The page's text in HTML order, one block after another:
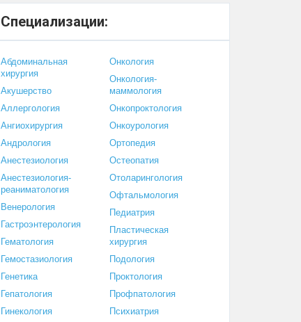
Специализации:
Абдоминальная
хирургия
Акушерство
Аллергология
Ангиохирургия
Андрология
Анестезиология
Анестезиология-
реаниматология
Венерология
Гастроэнтерология
Гематология
Гемостазиология
Генетика
Гепатология
Гинекология
Онкология
Онкология-
маммология
Онкопроктология
Онкоурология
Ортопедия
Остеопатия
Отоларингология
Офтальмология
Педиатрия
Пластическая
хирургия
Подология
Проктология
Профпатология
Психиатрия